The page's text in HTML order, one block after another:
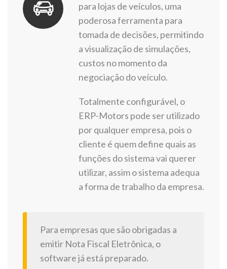
para lojas de veículos, uma
poderosa ferramenta para
tomada de decisões, permitindo
a visualização de simulações,
custos no momento da
negociação do veículo.
Totalmente configurável, o
ERP-Motors pode ser utilizado
por qualquer empresa, pois o
cliente é quem define quais as
funções do sistema vai querer
utilizar, assim o sistema adequa
a forma de trabalho da empresa.
Para empresas que são obrigadas a
emitir Nota Fiscal Eletrônica, o
software já está preparado.